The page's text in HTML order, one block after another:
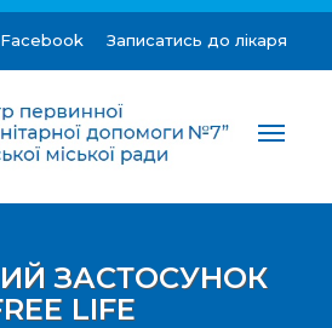
Facebook Записатись до лікаря
санітарної допомоги №7"
ЗАСТОСУНОК
LIFE